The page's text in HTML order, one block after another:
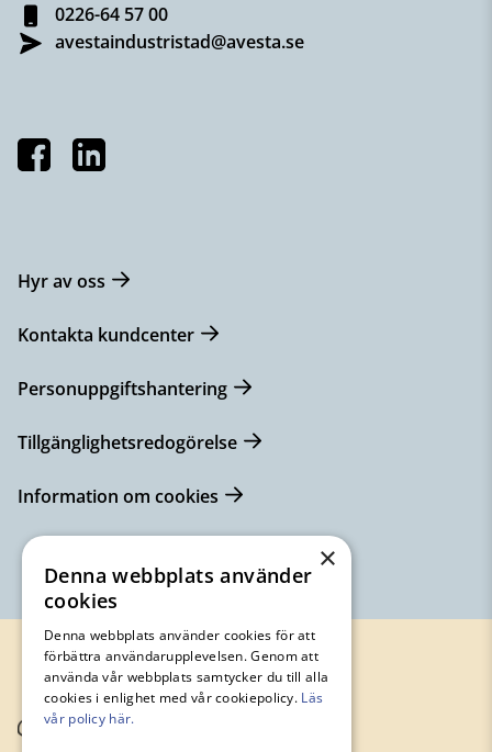
0226-64 57 00
avestaindustristad@avesta.se
Hyr av oss
Kontakta kundcenter
Personuppgiftshantering
Tillgänglighetsredogörelse
Information om cookies
×
Denna webbplats använder
cookies
Denna webbplats använder cookies för att
förbättra användarupplevelsen. Genom att
använda vår webbplats samtycker du till alla
cookies i enlighet med vår cookiepolicy. Läs
vår policy här.